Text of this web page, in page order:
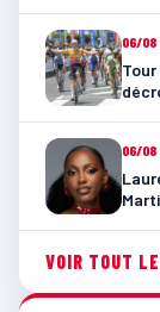
06/08
06/08
VOIR TOUT